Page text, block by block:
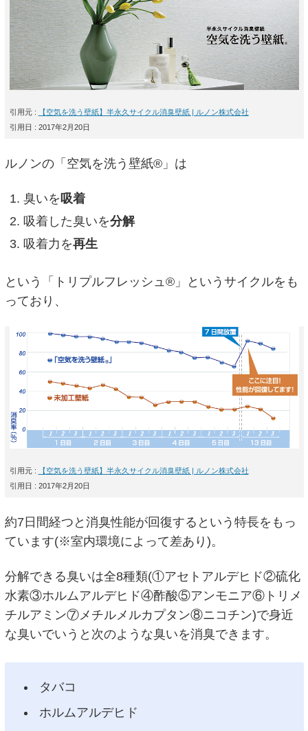
引用元 :
【空気を洗う壁紙】半永久サイクル消臭壁紙 | ルノン株式会社
引用日 : 2017年2月20日
ルノンの「空気を洗う壁紙®」は
臭いを 吸着
吸着した臭いを分解
吸着力を再生
という「トリプルフレッシュ®」というサイクルをも
っており、
引用元 :
【空気を洗う壁紙】半永久サイクル消臭壁紙 | ルノン株式会社
引用日 : 2017年2月20日
約7日間経つと消臭性能が回復するという特長をもっ
ています(※室内環境によって差あり)。
分解できる臭いは全8種類(①アセトアルデヒド②硫化
水素③ホルムアルデヒド④酢酸⑤アンモニア⑥トリメ
チルアミン⑦メチルメルカプタン⑧ニコチン)で身近
な臭いでいうと次のような臭いを消臭できます。
タバコ
ホルムアルデヒド